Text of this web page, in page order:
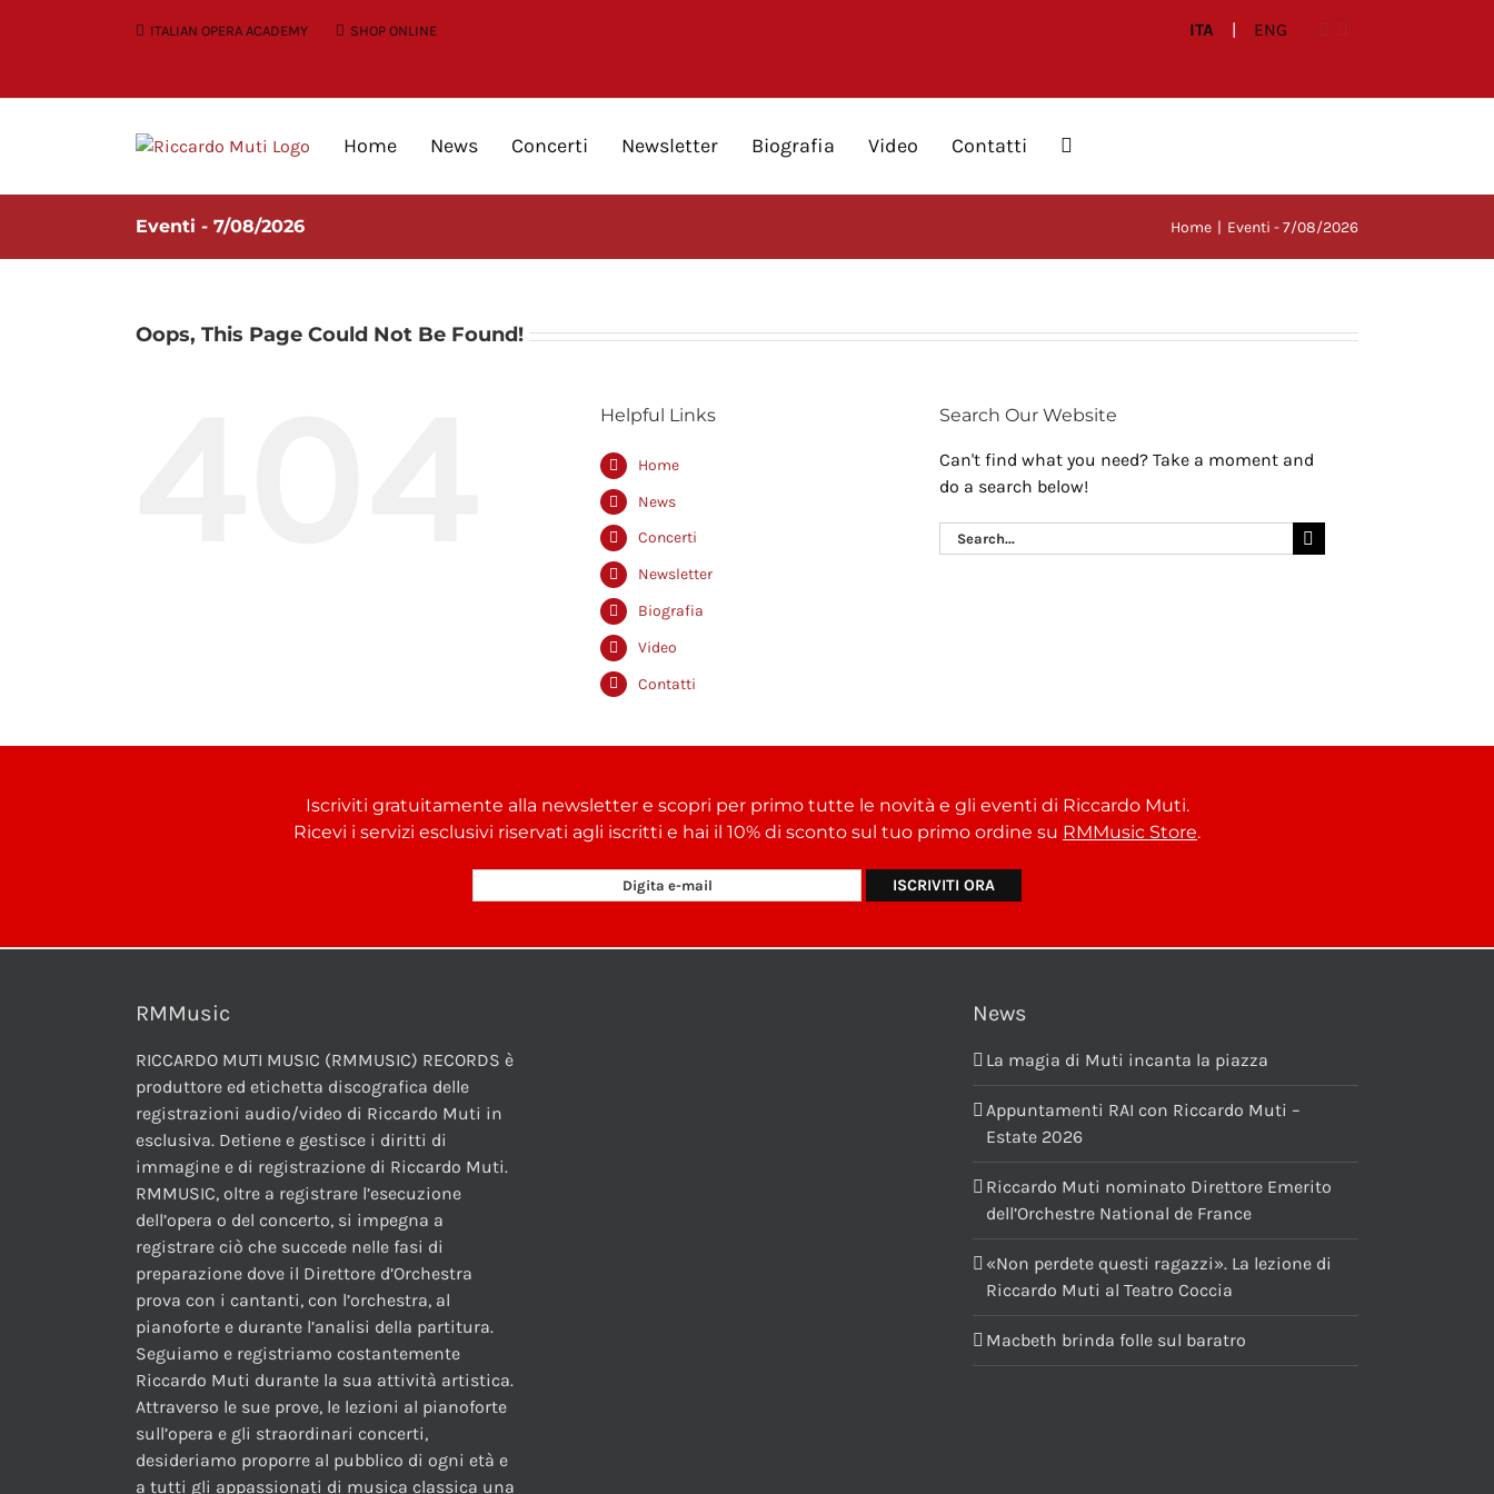
ITALIAN OPERA ACADEMY SHOP ONLINE ITA | ENG
Home News Concerti Newsletter Biografia Video Contatti
Eventi - 7/08/2026 Home Eventi - 7/08/2026
Oops, This Page Could Not Be Found!
Helpful Links
Home
News
Concerti
Newsletter
Biografia
Video
Contatti
Search Our Website
Can't find what you need? Take a moment and
do a search below!
Search
for:
Iscriviti gratuitamente alla newsletter e scopri per primo tutte le novità e gli eventi di Riccardo Muti.
Ricevi i servizi esclusivi riservati agli iscritti e hai il 10% di sconto sul tuo primo ordine su RMMusic Store.
RMMusic
RICCARDO MUTI MUSIC (RMMUSIC) RECORDS è
produttore ed etichetta discografica delle
registrazioni audio/video di Riccardo Muti in
esclusiva. Detiene e gestisce i diritti di
immagine e di registrazione di Riccardo Muti.
RMMUSIC, oltre a registrare l’esecuzione
dell’opera o del concerto, si impegna a
registrare ciò che succede nelle fasi di
preparazione dove il Direttore d’Orchestra
prova con i cantanti, con l’orchestra, al
pianoforte e durante l’analisi della partitura.
Seguiamo e registriamo costantemente
Riccardo Muti durante la sua attività artistica.
Attraverso le sue prove, le lezioni al pianoforte
sull’opera e gli straordinari concerti,
desideriamo proporre al pubblico di ogni età e
a tutti gli appassionati di musica classica una
News
La magia di Muti incanta la piazza
Appuntamenti RAI con Riccardo Muti –
Estate 2026
Riccardo Muti nominato Direttore Emerito
dell’Orchestre National de France
«Non perdete questi ragazzi». La lezione di
Riccardo Muti al Teatro Coccia
Macbeth brinda folle sul baratro